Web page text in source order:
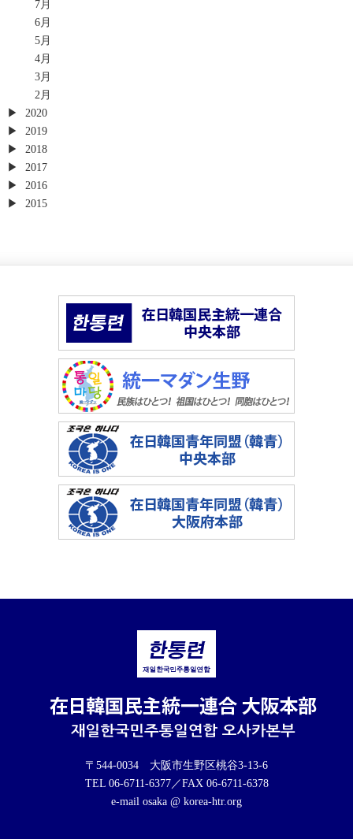
7月
6月
5月
4月
3月
2月
2020
2019
2018
2017
2016
2015
〒544-0034 大阪市生野区桃谷3-13-6
TEL 06-6711-6377／FAX 06-6711-6378
e-mail osaka @ korea-htr.org